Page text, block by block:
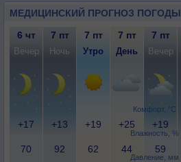
МЕДИЦИНСКИЙ ПРОГНОЗ ПОГОДЫ
Комфорт, °C
Влажность, %
Давление, мм
6 чт 7 пт 7 пт 7 пт 7 пт
Вечер Ночь Утро День Вечер
+17 +13 +19 +25 +19
70 92 62 44 59